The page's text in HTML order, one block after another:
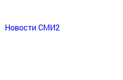
Новости СМИ2